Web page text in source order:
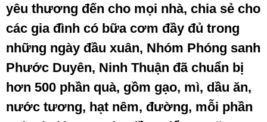
yêu thương đến cho mọi nhà, chia sẻ cho
các gia đình có bữa cơm đầy đủ trong
những ngày đầu xuân, Nhóm Phóng sanh
Phước Duyên, Ninh Thuận đã chuẩn bị
hơn 500 phần quà, gồm gạo, mì, dầu ăn,
nước tương, hạt nêm, đường, mỗi phần